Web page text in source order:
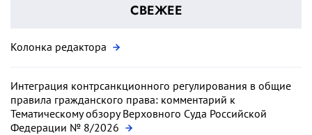
СВЕЖЕЕ
Колонка редактора
Интеграция контрсанкционного регулирования в общие
правила гражданского права: комментарий к
Тематическому обзору Верховного Суда Российской
Федерации № 8/2026